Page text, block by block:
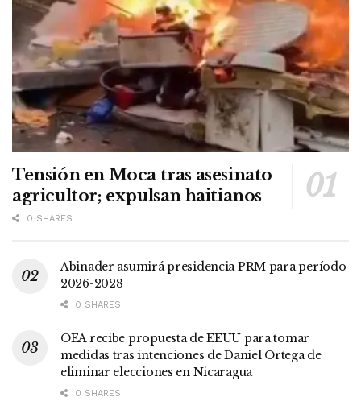
Tensión en Moca tras asesinato
agricultor; expulsan haitianos
0 SHARES
Abinader asumirá presidencia PRM para período
2026-2028
0 SHARES
OEA recibe propuesta de EEUU para tomar
medidas tras intenciones de Daniel Ortega de
eliminar elecciones en Nicaragua
0 SHARES